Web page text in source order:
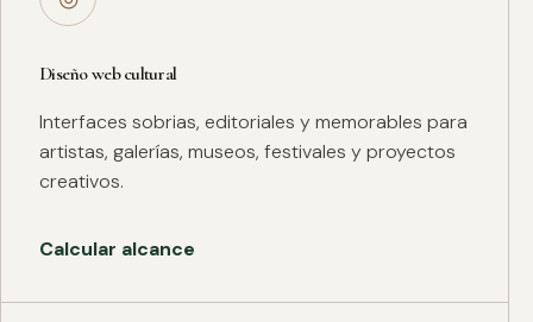
Diseño web cultural
Interfaces sobrias, editoriales y memorables para
artistas, galerías, museos, festivales y proyectos
creativos.
Calcular alcance